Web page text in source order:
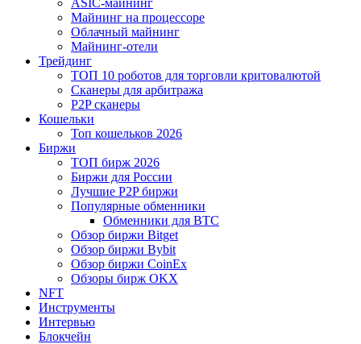
ASIC-майнинг
Майнинг на процессоре
Облачный майнинг
Майнинг-отели
Трейдинг
ТОП 10 роботов для торговли критовалютой
Сканеры для арбитража
P2P сканеры
Кошельки
Топ кошельков 2026
Биржи
ТОП бирж 2026
Биржи для России
Лучшие P2P биржи
Популярные обменники
Обменники для BTC
Обзор биржи Bitget
Обзор биржи Bybit
Обзор биржи CoinEx
Обзоры бирж OKX
NFT
Инструменты
Интервью
Блокчейн